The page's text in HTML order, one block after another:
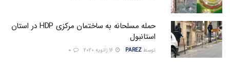
حمله مسلحانه به ساختمان مرکزی HDP در استان
استانبول
توسط PAREZ